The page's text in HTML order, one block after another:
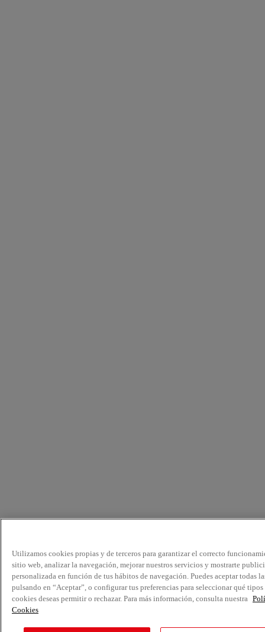
Utilizamos cookies propias y de terceros para garantizar el correcto
sitio web, analizar la navegación, mejorar nuestros servicios y mostrarte
personalizada en función de tus hábitos de navegación. Puedes aceptar todas
pulsando en “Aceptar”, o configurar tus preferencias para seleccionar qué tipos
cookies deseas permitir o rechazar. Para más información, consulta nuestra
Cookies